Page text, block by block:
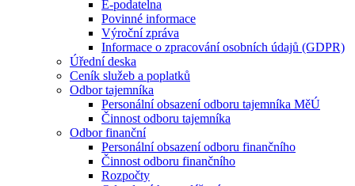
E-podatelna
Povinné informace
Výroční zpráva
Informace o zpracování osobních údajů (GDPR)
Úřední deska
Ceník služeb a poplatků
Odbor tajemníka
Personální obsazení odboru tajemníka MěÚ
Činnost odboru tajemníka
Odbor finanční
Personální obsazení odboru finančního
Činnost odboru finančního
Rozpočty